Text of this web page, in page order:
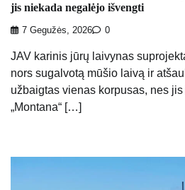
jis niekada negalėjo išvengti
7 Gegužės, 2026 0
JAV karinis jūrų laivynas
nors sugalvotą mūšio laivą ir
užbaigtas vienas korpusas, nes
„Montana“ […]